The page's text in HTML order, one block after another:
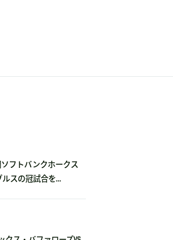
ソフトバンクホークス
スの冠試合を...